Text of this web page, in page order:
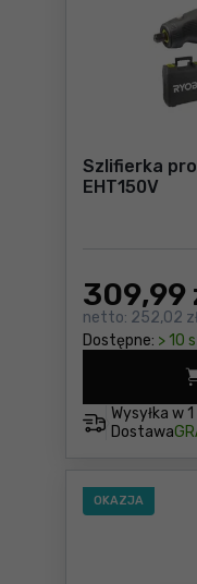
Szlifierka
EHT150V
309,99
netto: 252,02
Dostępne: > 10
Wysyłka w
Dostawa
OKAZJA